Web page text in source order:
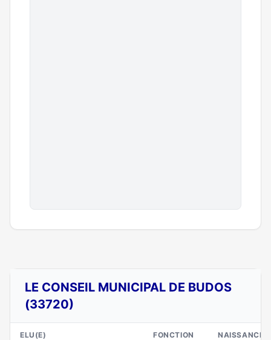
LE CONSEIL MUNICIPAL DE BUDOS
(33720)
ELU(E) FONCTION NAISSANCE